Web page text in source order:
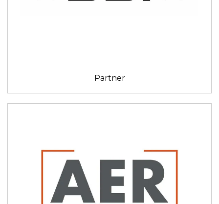
Partner